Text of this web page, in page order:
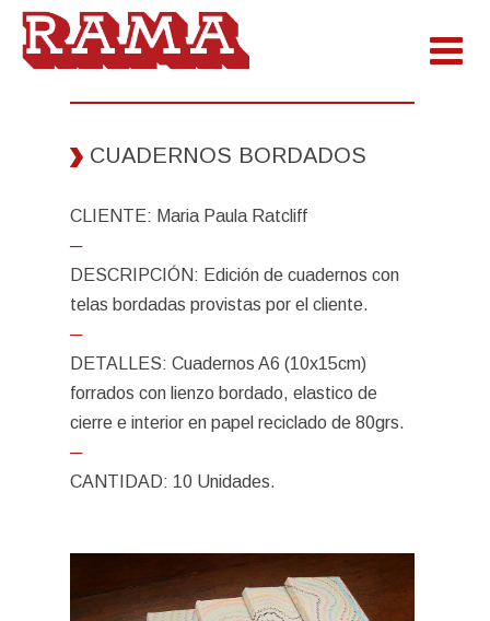
CUADERNOS BORDADOS
CLIENTE: Maria Paula Ratcliff
─
DESCRIPCIÓN: Edición de cuadernos con
telas bordadas provistas por el cliente.
─
DETALLES: Cuadernos A6 (10x15cm)
forrados con lienzo bordado, elastico de
cierre e interior en papel reciclado de 80grs.
─
CANTIDAD: 10 Unidades.